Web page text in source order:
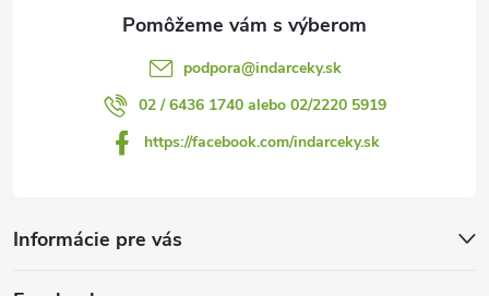
podpora@indarceky.sk
02 / 6436 1740 alebo 02/2220 5919
https://facebook.com/indarceky.sk
Informácie pre vás